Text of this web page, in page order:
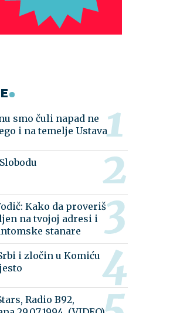
smo čuli napad ne
i na temelje Ustava
Kako da proveriš
na tvojoj adresi i
stanare
i zločin u Komiću
Radio B92,